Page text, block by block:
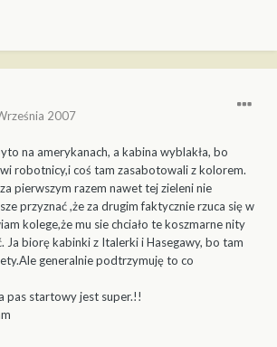
2007
na amerykanach, a kabina wyblakła, bo
robotnicy,i coś tam zasabotowali z kolorem.
pierwszym razem nawet tej zieleni nie
przyznać ,że za drugim faktycznie rzuca się w
kolege,że mu sie chciało te koszmarne nity
Ja biorę kabinki z Italerki i Hasegawy, bo tam
generalnie podtrzymuję to co
pas startowy jest super.!!